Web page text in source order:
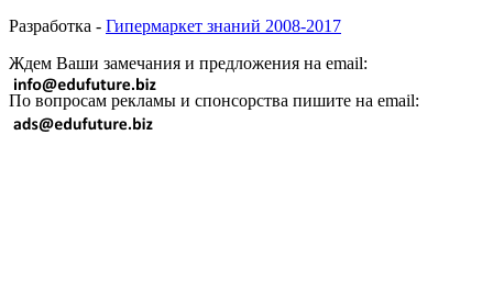
Разработка - Гипермаркет знаний 2008-2017
Ждем Ваши замечания и предложения на email:
По вопросам рекламы и спонсорства пишите на email: